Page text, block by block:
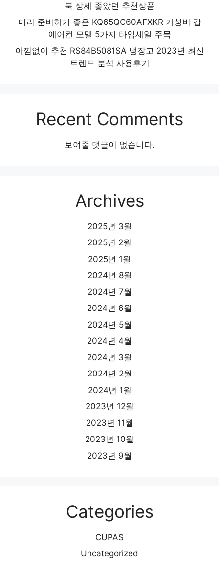
북 상세 좋았던 추천상품
미리 준비하기 좋은 KQ65QC60AFXKR 가성비 갑
에어컨 모델 5가지 타임세일 주목
아낌없이 추천 RS84B5081SA 냉장고 2023년 최신
트렌드 분석 사용후기
Recent Comments
보여줄 댓글이 없습니다.
Archives
2025년 3월
2025년 2월
2025년 1월
2024년 8월
2024년 7월
2024년 6월
2024년 5월
2024년 4월
2024년 3월
2024년 2월
2024년 1월
2023년 12월
2023년 11월
2023년 10월
2023년 9월
Categories
CUPAS
Uncategorized